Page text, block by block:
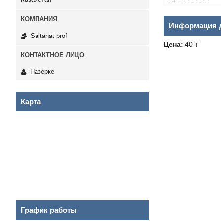
Информация
Цена: 40 ₸
Saltanat prof
Назерке
Карта
График работы